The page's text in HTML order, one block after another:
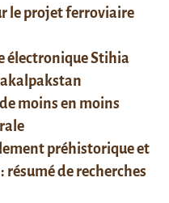
le projet ferroviaire
électronique Stihia
moins en moins
préhistorique et
résumé de recherches